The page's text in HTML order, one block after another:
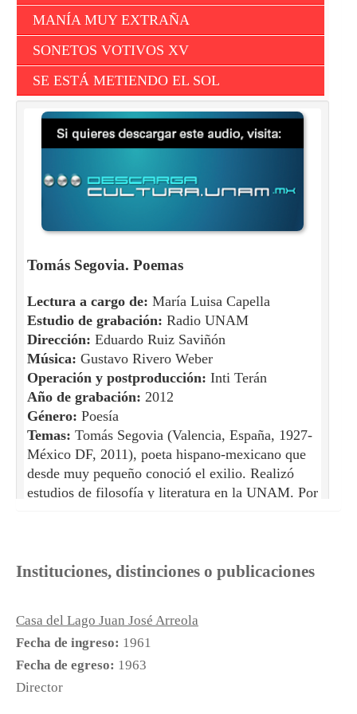
MANÍA MUY EXTRAÑA
SONETOS VOTIVOS XV
SE ESTÁ METIENDO EL SOL
Tomás Segovia. Poemas
Lectura a cargo de: María Luisa Capella
Estudio de grabación: Radio UNAM
Dirección: Eduardo Ruiz Saviñón
Música: Gustavo Rivero Weber
Operación y postproducción: Inti Terán
Año de grabación: 2012
Género: Poesía
Temas: Tomás Segovia (Valencia, España, 1927-
México DF, 2011), poeta hispano-mexicano que
desde muy pequeño conoció el exilio. Realizó
estudios de filosofía y literatura en la UNAM. Por
como el Premio Nacional de Traducción Literaria
Latinoamericana y del Caribe Juan Rulfo y el
Premio Internacional de Poesía Federico García
Lorca. A continuación reproducimos una breve
selección de poemas inéditos en voz de María
Instituciones, distinciones o publicaciones
Casa del Lago Juan José Arreola
Fecha de ingreso: 1961
Fecha de egreso: 1963
Director